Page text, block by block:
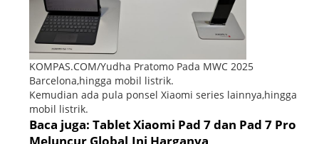
KOMPAS.COM/Yudha Pratomo Pada MWC 2025
Barcelona,hingga mobil listrik.
Kemudian ada pula ponsel Xiaomi series lainnya,hingga
mobil listrik.
Baca juga: Tablet Xiaomi Pad 7 dan Pad 7 Pro
Meluncur Global,Ini Harganya